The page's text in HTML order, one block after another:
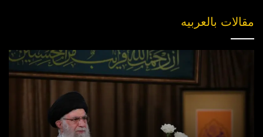
مقالات بالعربیه
والبحث